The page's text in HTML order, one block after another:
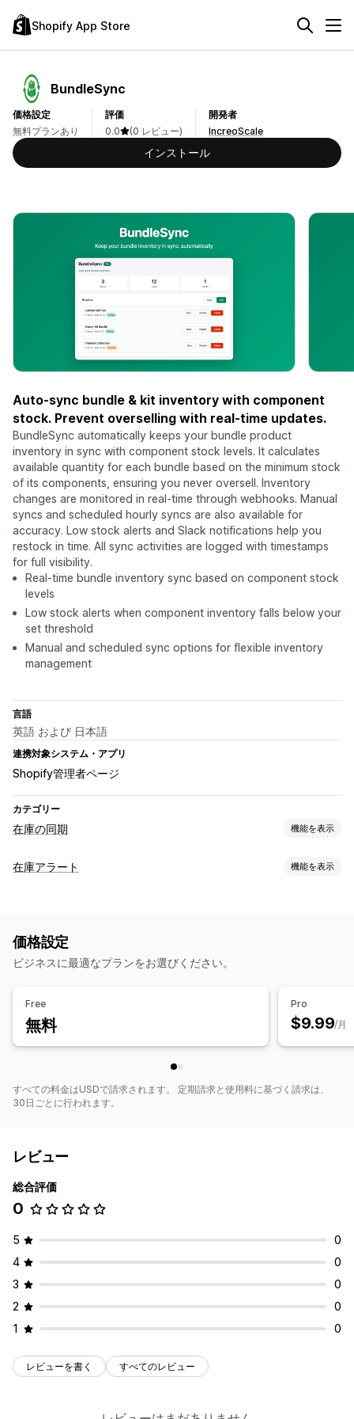
Shopify App Store
BundleSync
価格設定
無料プランあり
評価
0.0
(0 レビュー)
開発者
IncreoScale
インストール
Auto-sync bundle & kit inventory with component
stock. Prevent overselling with real-time updates.
BundleSync automatically keeps your bundle product
inventory in sync with component stock levels. It calculates
available quantity for each bundle based on the minimum stock
of its components, ensuring you never oversell. Inventory
changes are monitored in real-time through webhooks. Manual
syncs and scheduled hourly syncs are also available for
accuracy. Low stock alerts and Slack notifications help you
restock in time. All sync activities are logged with timestamps
for full visibility.
Real-time bundle inventory sync based on component stock
levels
Low stock alerts when component inventory falls below your
set threshold
Manual and scheduled sync options for flexible inventory
management
言語
英語 および 日本語
連携対象システム・アプリ
Shopify管理者ページ
カテゴリー
在庫の同期 機能を表示
同期タイプ
自動アラート
在庫アラート 機能を表示
カスタマイズ
価格設定
ビジネスに最適なプランをお選びください。
Free
無料
Pro
$9.99/月
すべての料金はUSDで請求されます。 定期請求と使用料に基づく請求は、
30日ごとに行われます。
レビュー
総合評価
0
5
0
4
0
3
0
2
0
1
0
レビューを書く すべてのレビュー